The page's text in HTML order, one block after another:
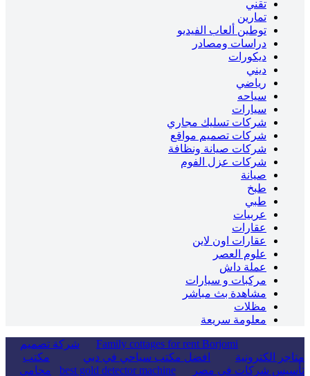
تقني
تمارين
توطين ألعاب الفيديو
دراسات ومصادر
ديكورات
ديني
رياضي
سياحه
سيارات
شركات تسليك مجاري
شركات تصميم مواقع
شركات صيانة ونظافة
شركات عزل الفوم
صيانة
طبخ
طبي
عربيات
عقارات
عقارات اون لاين
علوم العصر
عملة داش
مركبات و سيارات
مشاهدة بث مباشر
مظلات
معلومة سريعة
Family cottages for rent Borjomi
شركة تصميم
متاجر الكترونية
افضل مكتب سياحي في دبي
مكتب
تأسيس شركات في مصر
best gold detector machine محامي